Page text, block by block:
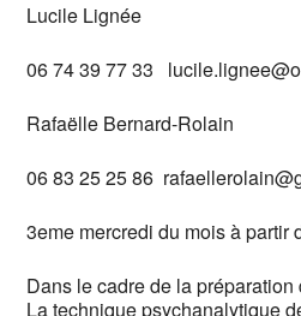
Lucile Lignée
06 74 39 77 33
Rafaëlle Bernard-Rolain
06 83 25 25 86
3eme mercredi du mois à partir
Dans le cadre de la préparation
La technique psychanalytique